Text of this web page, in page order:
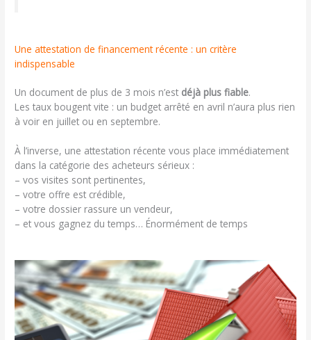
Une attestation de financement récente : un critère
indispensable
Un document de plus de 3 mois n’est déjà plus fiable.
Les taux bougent vite : un budget arrêté en avril n’aura plus rien
à voir en juillet ou en septembre.
À l’inverse, une attestation récente vous place immédiatement
dans la catégorie des acheteurs sérieux :
– vos visites sont pertinentes,
– votre offre est crédible,
– votre dossier rassure un vendeur,
– et vous gagnez du temps… Énormément de temps